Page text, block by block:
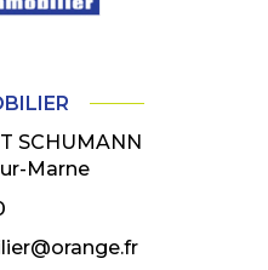
SCHUMANN
Marne